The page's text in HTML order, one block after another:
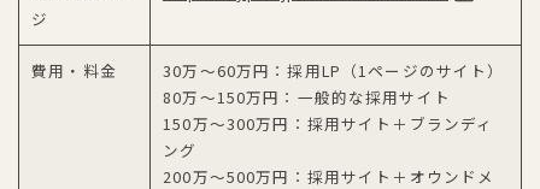
ジ
費用・料金
30万〜60万円：採用LP（1ページのサイト）
80万〜150万円：一般的な採用サイト
150万〜300万円：採用サイト＋ブランディ
ング
200万〜500万円：採用サイト＋オウンドメ